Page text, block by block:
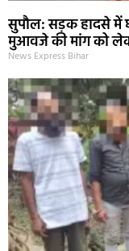
सुपौल: सड़क हादसे में
मुआवजे की मांग को
News Express Bihar